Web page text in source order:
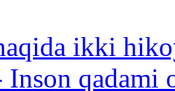
ikki
qadami